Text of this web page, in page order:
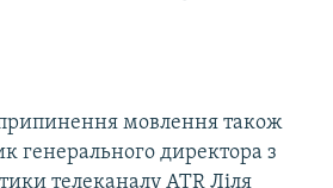
мовлення також
генерального директора з
телеканалу ATR Ліля